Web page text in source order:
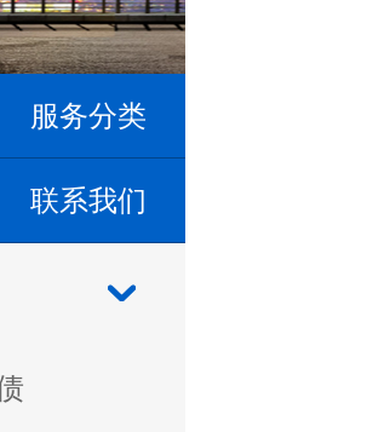
服务分类
联系我们